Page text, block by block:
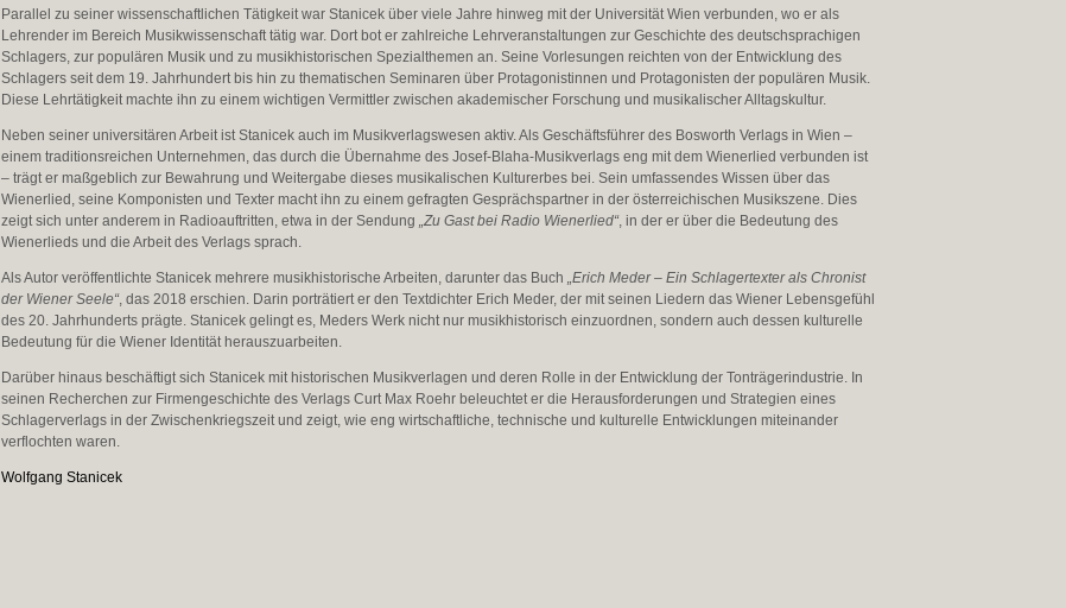
Parallel zu seiner wissenschaftlichen Tätigkeit war Stanicek über viele Jahre hinweg mit der Universität Wien verbunden, wo er als
Lehrender im Bereich Musikwissenschaft tätig war. Dort bot er zahlreiche Lehrveranstaltungen zur Geschichte des deutschsprachigen
Schlagers, zur populären Musik und zu musikhistorischen Spezialthemen an. Seine Vorlesungen reichten von der Entwicklung des
Schlagers seit dem 19. Jahrhundert bis hin zu thematischen Seminaren über Protagonistinnen und Protagonisten der populären Musik.
Diese Lehrtätigkeit machte ihn zu einem wichtigen Vermittler zwischen akademischer Forschung und musikalischer Alltagskultur.
Neben seiner universitären Arbeit ist Stanicek auch im Musikverlagswesen aktiv. Als Geschäftsführer des Bosworth Verlags in Wien –
einem traditionsreichen Unternehmen, das durch die Übernahme des Josef-Blaha-Musikverlags eng mit dem Wienerlied verbunden ist
– trägt er maßgeblich zur Bewahrung und Weitergabe dieses musikalischen Kulturerbes bei. Sein umfassendes Wissen über das
Wienerlied, seine Komponisten und Texter macht ihn zu einem gefragten Gesprächspartner in der österreichischen Musikszene. Dies
zeigt sich unter anderem in Radioauftritten, etwa in der Sendung „Zu Gast bei Radio Wienerlied“, in der er über die Bedeutung des
Wienerlieds und die Arbeit des Verlags sprach.
Als Autor veröffentlichte Stanicek mehrere musikhistorische Arbeiten, darunter das Buch „Erich Meder – Ein Schlagertexter als Chronist
der Wiener Seele“, das 2018 erschien. Darin porträtiert er den Textdichter Erich Meder, der mit seinen Liedern das Wiener Lebensgefühl
des 20. Jahrhunderts prägte. Stanicek gelingt es, Meders Werk nicht nur musikhistorisch einzuordnen, sondern auch dessen kulturelle
Bedeutung für die Wiener Identität herauszuarbeiten.
Darüber hinaus beschäftigt sich Stanicek mit historischen Musikverlagen und deren Rolle in der Entwicklung der Tonträgerindustrie. In
seinen Recherchen zur Firmengeschichte des Verlags Curt Max Roehr beleuchtet er die Herausforderungen und Strategien eines
Schlagerverlags in der Zwischenkriegszeit und zeigt, wie eng wirtschaftliche, technische und kulturelle Entwicklungen miteinander
verflochten waren.
Wolfgang Stanicek